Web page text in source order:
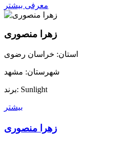
معرفی بیشتر
زهرا منصوری
استان: خراسان رضوی
شهرستان: مشهد
برند: Sunlight
بیشتر
زهرا منصوری